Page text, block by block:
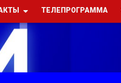
ТЕЛЕПРОГРАММА